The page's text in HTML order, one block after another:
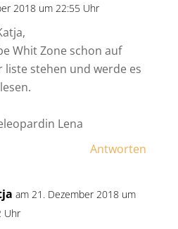
2018 um 22:55 Uhr
Whit Zone schon auf
liste stehen und werde es
Lena
Antworten
am 21. Dezember 2018 um
Uhr